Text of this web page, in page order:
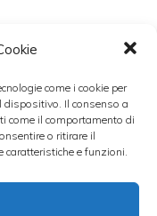
come i cookie per
dispositivo. Il consenso a
come il comportamento di
o ritirare il
e funzioni.
rappresenta
sana senza
nei mesi
lunghi,
forno è il